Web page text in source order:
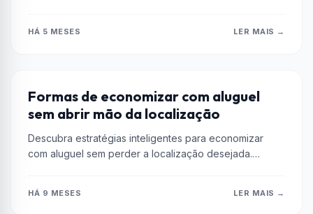
HÁ 5 MESES LER MAIS →
DICAS
Formas de economizar com aluguel
sem abrir mão da localização
Descubra estratégias inteligentes para economizar
com aluguel sem perder a localização desejada.
HÁ 9 MESES LER MAIS →